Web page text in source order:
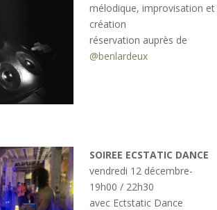
mélodique, improvisation et
création
réservation auprès de
@benlardeux
SOIREE ECSTATIC DANCE
vendredi 12 décembre-
19h00 / 22h30
avec Ectstatic Dance